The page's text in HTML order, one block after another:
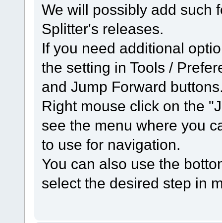
We will possibly add such
Splitter's releases.
If you need additional
the setting in Tools /
and Jump Forward
Right mouse click on the
see the menu where you
to use for navigation.
You can also use the
select the desired step in